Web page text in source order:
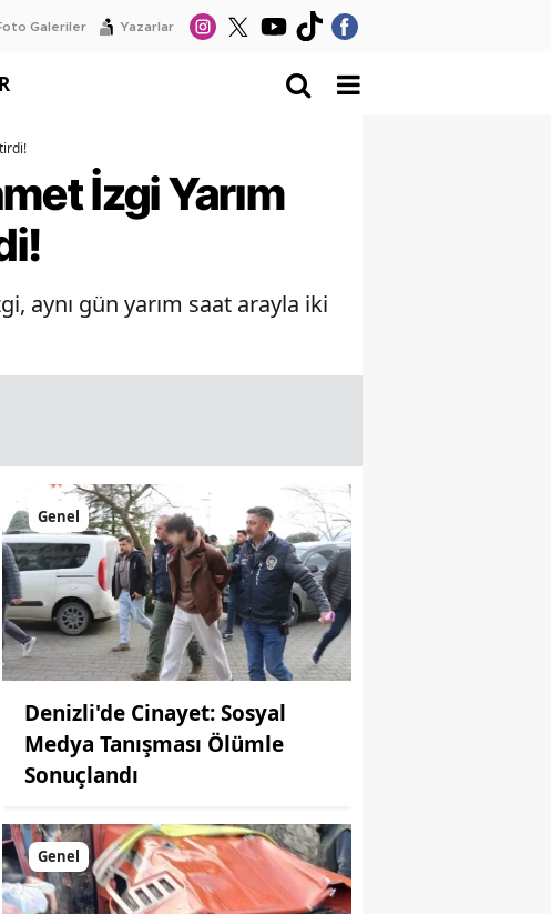
Galeriler Yazarlar
İzgi Yarım
aynı gün yarım saat arayla iki
Genel
Denizli'de Cinayet: Sosyal
Medya Tanışması Ölümle
Sonuçlandı
Genel